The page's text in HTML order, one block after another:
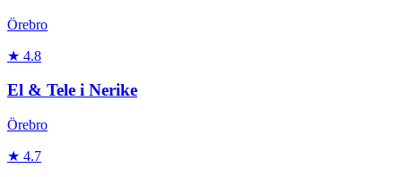
Örebro
★ 4.8
El & Tele i Nerike
Örebro
★ 4.7